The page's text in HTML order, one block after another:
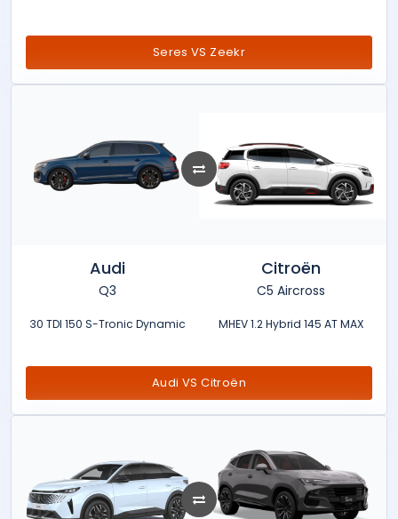
Seres VS Zeekr
Audi
Q3
30 TDI 150 S-Tronic Dynamic
Citroën
C5 Aircross
MHEV 1.2 Hybrid 145 AT MAX
Audi VS Citroën